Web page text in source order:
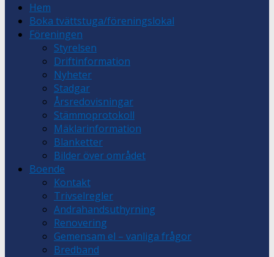
Hem
Boka tvättstuga/föreningslokal
Föreningen
Styrelsen
Driftinformation
Nyheter
Stadgar
Årsredovisningar
Stämmoprotokoll
Mäklarinformation
Blanketter
Bilder över området
Boende
Kontakt
Trivselregler
Andrahandsuthyrning
Renovering
Gemensam el – vanliga frågor
Bredband